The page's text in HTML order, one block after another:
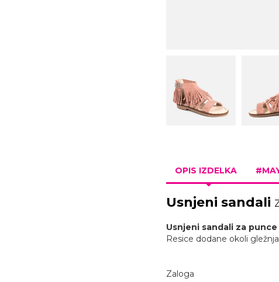
OPIS IZDELKA
Usnjeni sandali
Usnjeni sandali za punce
Resice dodane okoli
Zaloga